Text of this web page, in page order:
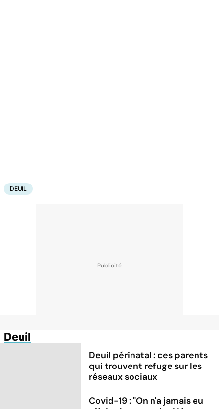
DEUIL
Deuil
Deuil périnatal : ces parents
qui trouvent refuge sur les
réseaux sociaux
Covid-19 : "On n'a jamais eu